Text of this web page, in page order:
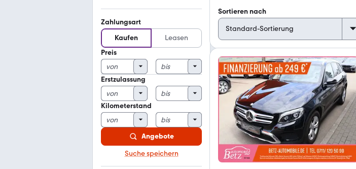
Zahlungsart
Kaufen
Leasen
Preis
Erstzulassung
Kilometerstand
Angebote
Suche speichern
Sortieren nach